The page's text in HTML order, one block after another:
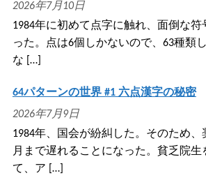
2026年7月10日
1984年に初めて点字に触れ、面倒な
った。点は6個しかないので、63種類
な […]
64パターンの世界 #1 六点漢字の秘密
2026年7月9日
1984年、国会が紛糾した。そのため、
月まで遅れることになった。貧乏院生
て、ア […]